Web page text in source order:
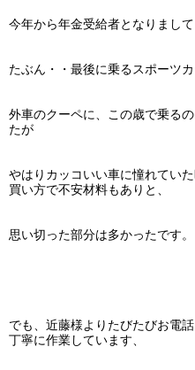
今年から年金受給者となりまして
たぶん・・最後に乗るスポーツカ
外車のクーペに、この歳で乗る
たが
やはりカッコいい車に憧れてい
買い方で不安材料もありと、
思い切った部分は多かったです。
でも、近藤様よりたびたびお電
丁寧に作業しています、